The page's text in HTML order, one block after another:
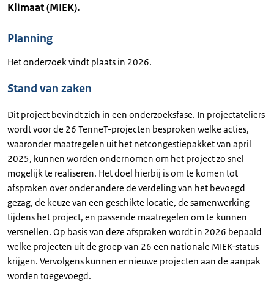
Klimaat (MIEK).
Planning
Het onderzoek vindt plaats in 2026.
Stand van zaken
Dit project bevindt zich in een onderzoeksfase. In projectateliers
wordt voor de 26 TenneT-projecten besproken welke acties,
waaronder maatregelen uit het netcongestiepakket van april
2025, kunnen worden ondernomen om het project zo snel
mogelijk te realiseren. Het doel hierbij is om te komen tot
afspraken over onder andere de verdeling van het bevoegd
gezag, de keuze van een geschikte locatie, de samenwerking
tijdens het project, en passende maatregelen om te kunnen
versnellen. Op basis van deze afspraken wordt in 2026 bepaald
welke projecten uit de groep van 26 een nationale MIEK-status
krijgen. Vervolgens kunnen er nieuwe projecten aan de aanpak
worden toegevoegd.